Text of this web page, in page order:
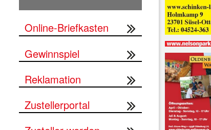
Online-Briefkasten
Gewinnspiel
Reklamation
Zustellerportal